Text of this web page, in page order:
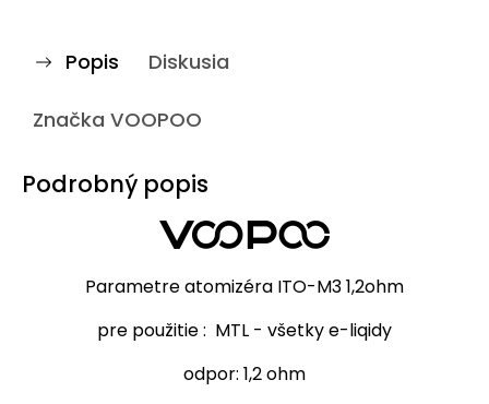
Popis Diskusia
Značka VOOPOO
Podrobný popis
Parametre atomizéra ITO-M3 1,2ohm
pre použitie : MTL - všetky e-liqidy
odpor: 1,2 ohm